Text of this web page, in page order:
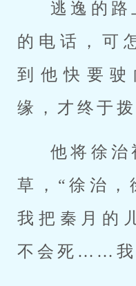
逃逸的路
的电话，可
到他快要驶
缘，才终于
他将徐治
草，“徐治，
我把秦月的
不会死……我